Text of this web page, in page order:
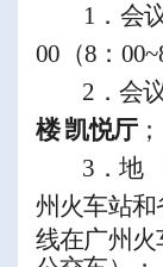
1 ．会
00 （8 ： 00~
2 ．会
楼凯悦厅；
3 ． 地
州火车站和
线在广州火